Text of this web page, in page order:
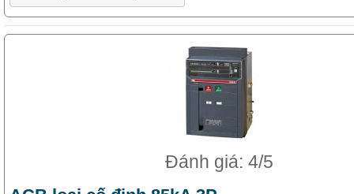
Đánh giá: 4/5